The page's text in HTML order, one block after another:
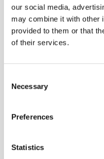
our social media,
may combine it with other
provided to them or that
of their services.
Selection
Necessary
Preferences
Statistics